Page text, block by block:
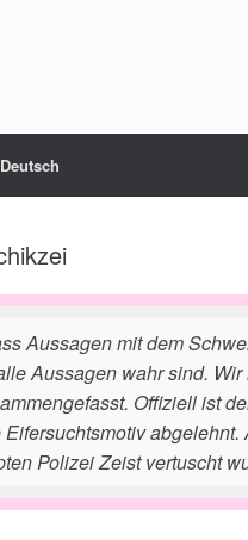
Deutsch
Aussagen mit dem
Aussagen wahr sind.
Offiziell ist
Polizei Zeist vertuscht